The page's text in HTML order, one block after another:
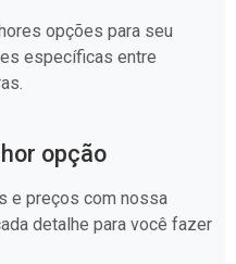
opções para seu
específicas entre
opção
e preços com nossa
detalhe para você fazer